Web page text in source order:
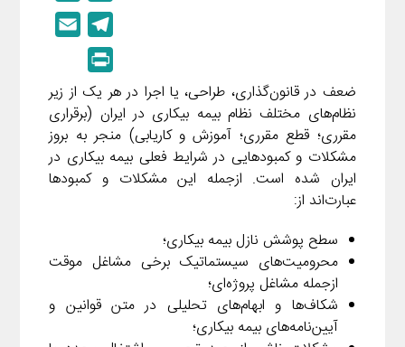
o
p
y
L
i
n
k
i
n
e
d
I
n
e
l
e
g
r
a
i
l
r
i
n
t
ضعف در قانون‌گذاری، طراحی، یا اجرا در هر یک از زیر
نظام‌های مختلف نظام بیمه بیکاری در ایران (برقراری
مقرری؛ قطع مقرری؛ آموزش و کاریابی) منجر به بروز
مشکلات و کمبودهایی در شرایط فعلی بیمه بیکاری در
ایران شده است. ازجمله این مشکلات و کمبودها
عبارت‌اند از:
سطح پوشش نازل بیمه بیکاری؛
محرومیت‌های سیستماتیک برخی مشاغل موقت
ازجمله مشاغل پروژه‌ای؛
شکاف‌ها و ابهام‌های تحلیلی در متن قوانین و
آیین‌نامه‌های بیمه بیکاری؛